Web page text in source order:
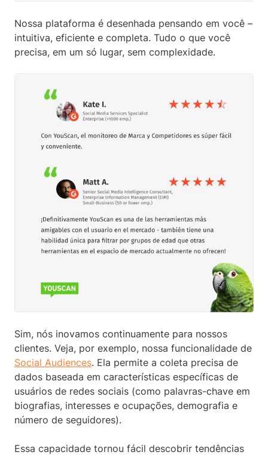
Nossa plataforma é desenhada pensando em você –
intuitiva, eficiente e completa. Tudo o que você
precisa, em um só lugar, sem complexidade.
Sim, nós inovamos continuamente para nossos
clientes. Veja, por exemplo, nossa funcionalidade de
Social Audiences. Ela permite a coleta precisa de
dados baseada em características específicas de
usuários de redes sociais (como palavras-chave em
biografias, interesses e ocupações, demografia e
número de seguidores).
Essa capacidade tornou fácil descobrir tendências